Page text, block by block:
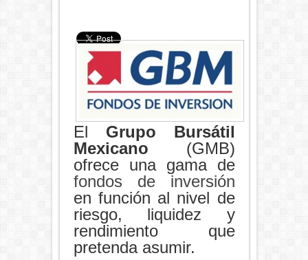
El Grupo Bursátil
Mexicano (GMB)
ofrece una gama de
fondos de inversión
en función al nivel de
riesgo, liquidez y
rendimiento que
pretenda asumir.